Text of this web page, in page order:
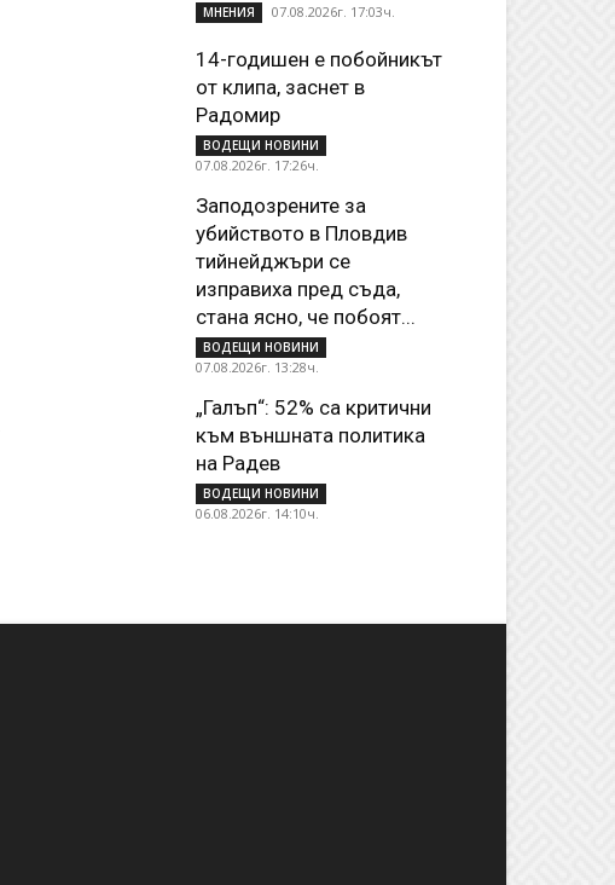
МНЕНИЯ 07.08.2026г. 17:03ч.
14-годишен е побойникът
от клипа, заснет в
Радомир
ВОДЕЩИ НОВИНИ
07.08.2026г. 17:26ч.
Заподозрените за
убийството в Пловдив
тийнейджъри се
изправиха пред съда,
стана ясно, че побоят...
ВОДЕЩИ НОВИНИ
07.08.2026г. 13:28ч.
„Галъп“: 52% са критични
към външната политика
на Радев
ВОДЕЩИ НОВИНИ
06.08.2026г. 14:10ч.